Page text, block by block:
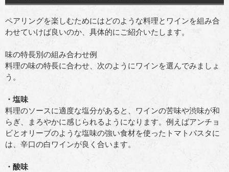
ペアリングを楽しむためにはどのような料理とワインを組み合
わせていけば良いのか、具体的にご紹介いたします。
味の特長別の組み合わせ例
料理の味の特長に合わせ、次のようにワインを選んでみましょ
う。
・塩味
料理のソースに適度な塩分があると、ワインの苦味や渋味が和
らぎ、まろやかに感じられるようになります。例えばアンチョ
ビとオリーブのような塩味の強い食材を使ったトマトパスタに
は、辛口の白ワインが良く合います。
・酸味